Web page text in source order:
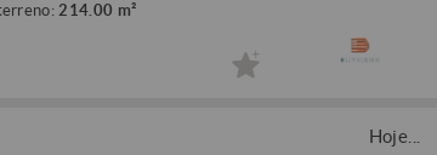
214.00 m²
Hoje...